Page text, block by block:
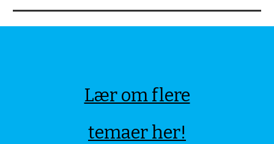
Lær om flere
temaer her!